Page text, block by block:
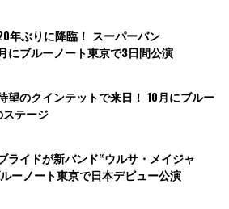
年ぶりに降臨！ スーパーバン
月にブルーノート東京で3日間公演
望のクインテットで来日！ 10月にブルー
ステージ
ライドが新バンド“ウルサ・メイジャ
ーノート東京で日本デビュー公演